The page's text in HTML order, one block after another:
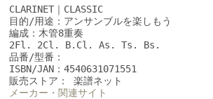
CLARINET｜CLASSIC
目的/用途：アンサンブルを楽しもう
編成：木管8重奏
2Fl. 2Cl. B.Cl. As. Ts. Bs.
品番/型番：
ISBN/JAN：4540631071551
販売ストア： 楽譜ネット
メーカー・関連サイト